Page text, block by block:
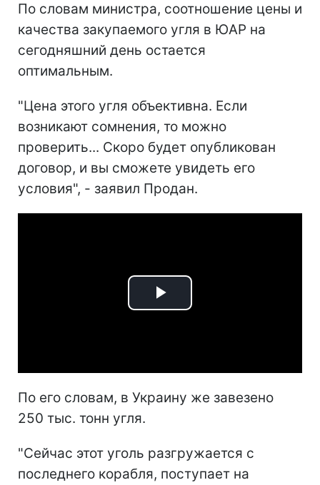
По словам министра, соотношение цены и
качества закупаемого угля в ЮАР на
сегодняшний день остается
оптимальным.
"Цена этого угля объективна. Если
возникают сомнения, то можно
проверить... Скоро будет опубликован
договор, и вы сможете увидеть его
условия", - заявил Продан.
Play
По его словам, в Украину же завезено
250 тыс. тонн угля.
"Сейчас этот уголь разгружается с
последнего корабля, поступает на